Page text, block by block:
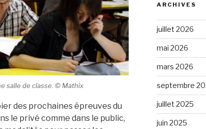
salle de classe. © Mathix
des prochaines épreuves du
le privé comme dans le public,
ARCHIVES
juillet 2026
mai 2026
mars 2026
septembre
juillet 2025
juin 2025